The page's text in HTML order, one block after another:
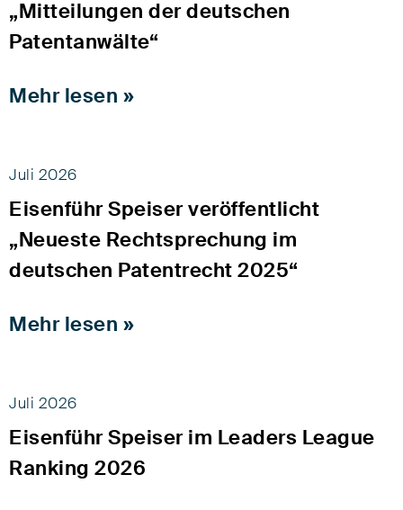
„Mitteilungen der deutschen
Patentanwälte“
Mehr lesen »
Juli 2026
Eisenführ Speiser veröffentlicht
„Neueste Rechtsprechung im
deutschen Patentrecht 2025“
Mehr lesen »
Juli 2026
Eisenführ Speiser im Leaders League
Ranking 2026